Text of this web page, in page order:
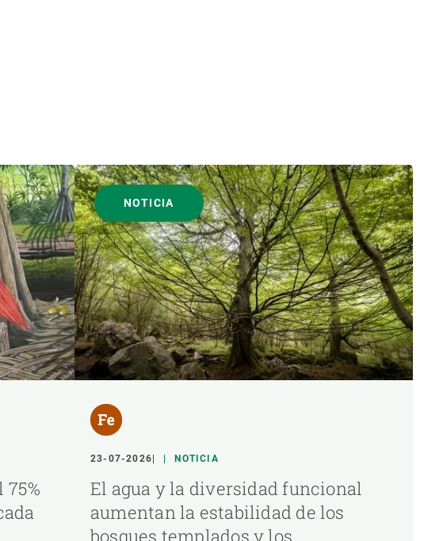
NOTICIA
23-07-2026 NOTICIA
El agua y la diversidad funcional
aumentan la estabilidad de los
bosques templados y los